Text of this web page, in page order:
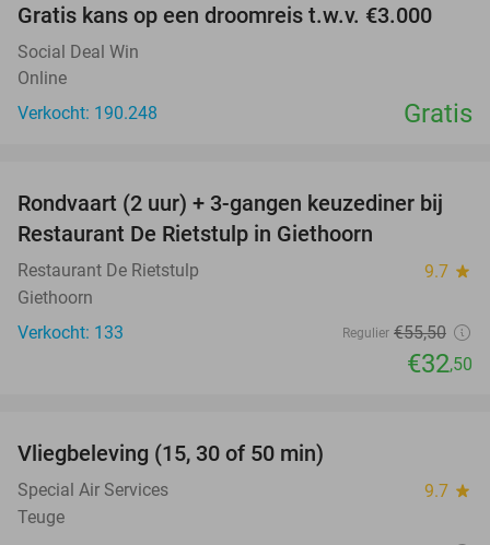
Gratis kans op een droomreis t.w.v. €3.000
Social Deal Win
Online
Verkocht: 190.248
Gratis
41%
Rondvaart (2 uur) + 3-gangen keuzediner bij
Restaurant De Rietstulp in Giethoorn
Restaurant De Rietstulp 9.7 star
Giethoorn
Verkocht: 133
Regulier €55,50
€32,50
Vliegbeleving (15, 30 of 50 min)
Special Air Services 9.7 star
Teuge